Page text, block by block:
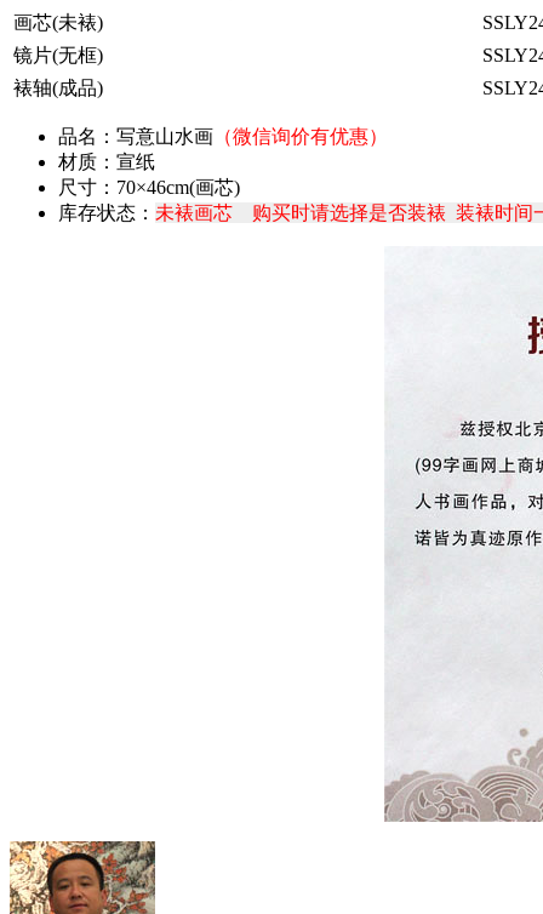
画芯(未裱)
镜片(无框)
裱轴(成品)
品名：写意山水画 （微信询价有优惠）
材质：宣纸
尺寸：70×46cm(画芯)
库存状态： 未裱画芯 购买时请选择是否装裱 装裱时间